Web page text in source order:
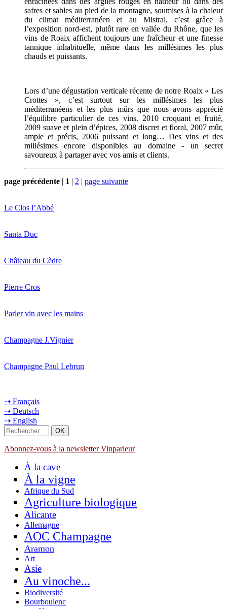
safres et sables au pied de la montagne, soumises à la chaleur
du climat méditerranéen et au Mistral, c’est grâce à
l’exposition nord-est, plutôt rare en vallée du Rhône, que les
vins de Roaix affichent toujours une fraîcheur et une finesse
tannique inhabituelle, même dans les millésimes les plus
chauds et puissants.
Lors d’une dégustation verticale récente de notre Roaix « Les
Crottes », c’est surtout sur les millésimes les plus
méditerranéens et les plus mûrs que nous avons apprécié
l’équilibre particulier de ces vins. 2010 croquant et fruité,
2009 suave et plein d’épices, 2008 discret et floral, 2007 mûr,
ample et précis, 2006 puissant et long… Des vins et des
millésimes encore disponibles au domaine - un secret
savoureux à partager avec vos amis et clients.
page précédente | 1 | 2 | page suivante
Le Clos l’Abbé
Santa Duc
Château du Cèdre
Pierre Cros
Parler vin avec les mains
Champagne J.Vignier
Champagne Paul Lebrun
⇢ Français
⇢ Deutsch
⇢ English
Abonnez-vous à la newsletter Vinparleur
À la cave
À la vigne
Afrique du Sud
Agriculture biologique
Alicante
Allemagne
AOC Champagne
Aramon
Art
Asie
Au vinoche...
Biodiversité
Bourboulenc